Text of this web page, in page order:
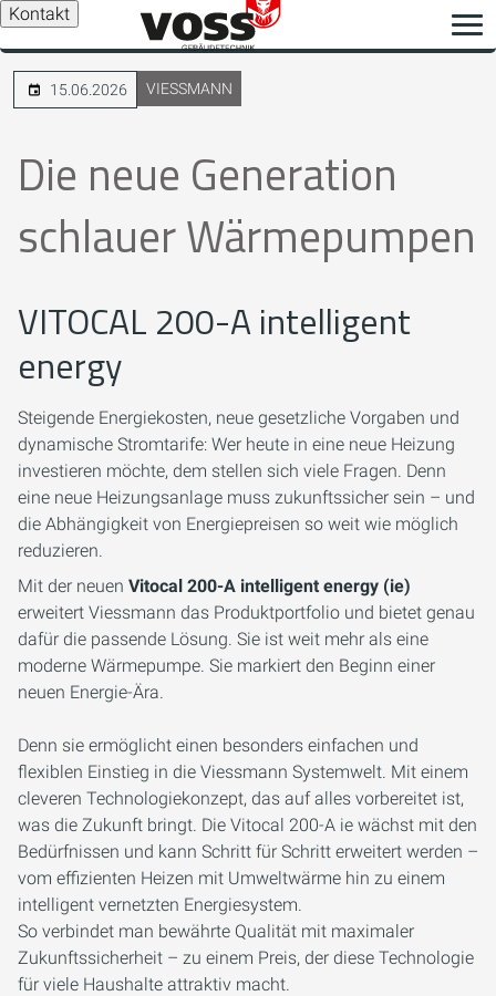
Kontakt
15.06.2026 VIESSMANN
Die neue Generation
schlauer Wärmepumpen
VITOCAL 200-A intelligent
energy
Steigende Energiekosten, neue gesetzliche Vorgaben und
dynamische Stromtarife: Wer heute in eine neue Heizung
investieren möchte, dem stellen sich viele Fragen. Denn
eine neue Heizungsanlage muss zukunftssicher sein – und
die Abhängigkeit von Energiepreisen so weit wie möglich
reduzieren.
Mit der neuen Vitocal 200-A intelligent energy (ie)
erweitert Viessmann das Produktportfolio und bietet genau
dafür die passende Lösung. Sie ist weit mehr als eine
moderne Wärmepumpe. Sie markiert den Beginn einer
neuen Energie-Ära.
Denn sie ermöglicht einen besonders einfachen und
flexiblen Einstieg in die Viessmann Systemwelt. Mit einem
cleveren Technologiekonzept, das auf alles vorbereitet ist,
was die Zukunft bringt. Die Vitocal 200-A ie wächst mit den
Bedürfnissen und kann Schritt für Schritt erweitert werden –
vom effizienten Heizen mit Umweltwärme hin zu einem
intelligent vernetzten Energiesystem.
So verbindet man bewährte Qualität mit maximaler
Zukunftssicherheit – zu einem Preis, der diese Technologie
für viele Haushalte attraktiv macht.